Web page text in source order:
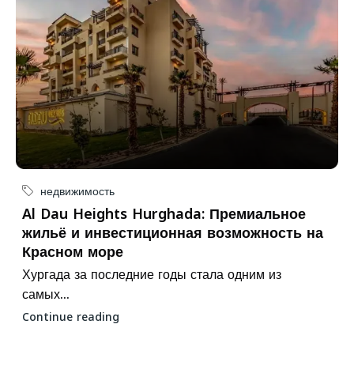
недвижимость
Al Dau Heights Hurghada: Премиальное
жильё и инвестиционная возможность на
Красном море
Хургада за последние годы стала одним из
самых...
Continue reading